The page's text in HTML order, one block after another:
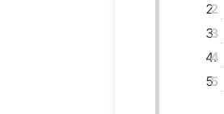
2
3
4
5